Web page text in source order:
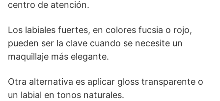
centro de atención.
Los labiales fuertes, en colores fucsia o rojo,
pueden ser la clave cuando se necesite un
maquillaje más elegante.
Otra alternativa es aplicar gloss transparente o
un labial en tonos naturales.